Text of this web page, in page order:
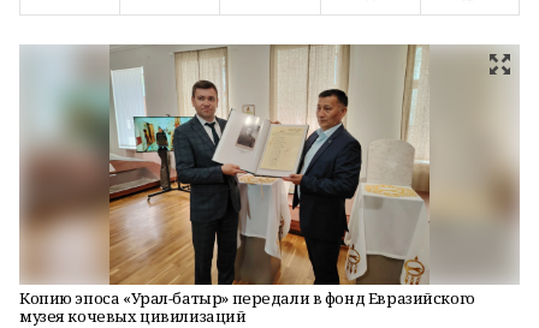
Копию эпоса «Урал-батыр» передали в фонд Евразийского
музея кочевых цивилизаций